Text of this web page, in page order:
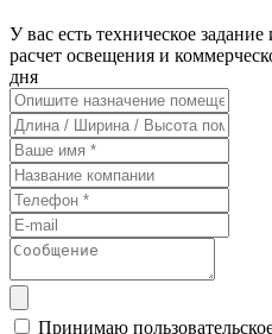
У вас есть техническое
расчет освещения и
дня
Принимаю